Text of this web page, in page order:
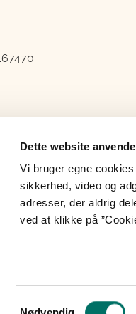
Dette website
Vi bruger egne
sikkerhed, video og
adresser, der aldrig
ved at klikke på
Samtykkevalg